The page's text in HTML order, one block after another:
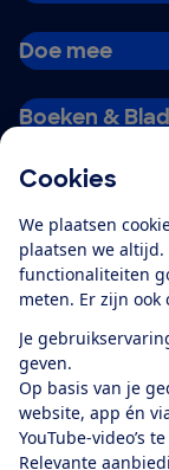
Cookies
We plaatsen
plaatsen we
functionaliteiten
meten. Er zijn ook
Je
geven.
Op basis van je
website, app én
YouTube-video’s
Relevante
Doe mee
Boeken &
Algemene
Cookiebeleid